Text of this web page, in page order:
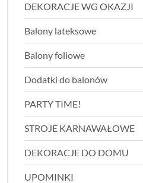
DEKORACJE WG OKAZJI
Balony lateksowe
Balony foliowe
Dodatki do balonów
PARTY TIME!
STROJE KARNAWAŁOWE
DEKORACJE DO DOMU
UPOMINKI